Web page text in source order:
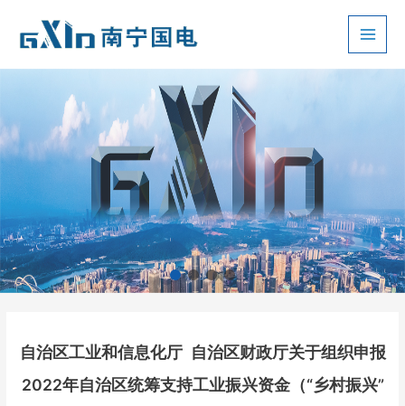
Main
自治区工业和信息化厅 自治区财政厅关于组织申报
2022年自治区统筹支持工业振兴资金（“乡村振兴”